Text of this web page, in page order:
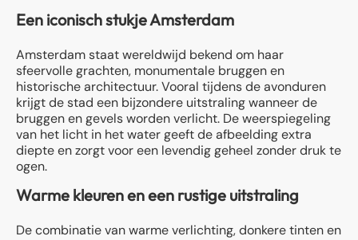
Een iconisch stukje Amsterdam
Amsterdam staat wereldwijd bekend om haar
sfeervolle grachten, monumentale bruggen en
historische architectuur. Vooral tijdens de avonduren
krijgt de stad een bijzondere uitstraling wanneer de
bruggen en gevels worden verlicht. De weerspiegeling
van het licht in het water geeft de afbeelding extra
diepte en zorgt voor een levendig geheel zonder druk te
ogen.
Warme kleuren en een rustige uitstraling
De combinatie van warme verlichting, donkere tinten en